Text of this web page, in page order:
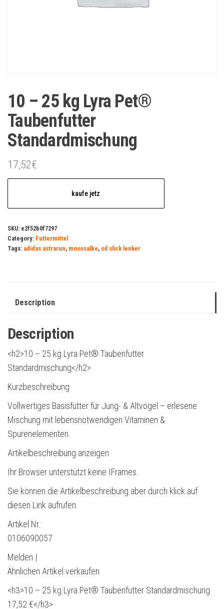
10 – 25 kg Lyra Pet®
Taubenfutter
Standardmischung
17,52€
kaufe jetz
SKU: e2f52b0f7297
Category: Futtermittel
Tags: adidas astrarun, moossalbe, oil slick lenker
Description
Description
<h2>10 – 25 kg Lyra Pet® Taubenfutter
Standardmischung</h2>
Kurzbeschreibung
Vollwertiges Basisfutter für Jung- & Altvögel – erlesene
Mischung mit lebensnotwendigen Vitaminen &
Spurenelementen.
Artikelbeschreibung anzeigen
Ihr Browser unterstützt keine IFrames.
Sie können die Artikelbeschreibung aber durch klick auf
diesen Link aufrufen.
Artikel Nr.:
0106090057
Melden |
Ähnlichen Artikel verkaufen
<h3>10 – 25 kg Lyra Pet® Taubenfutter Standardmischung
17,52 €</h3>